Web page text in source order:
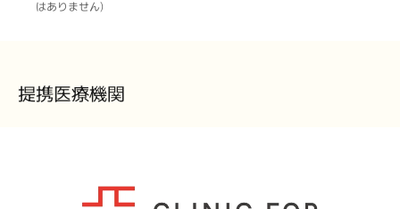
はありません)
提携医療機関